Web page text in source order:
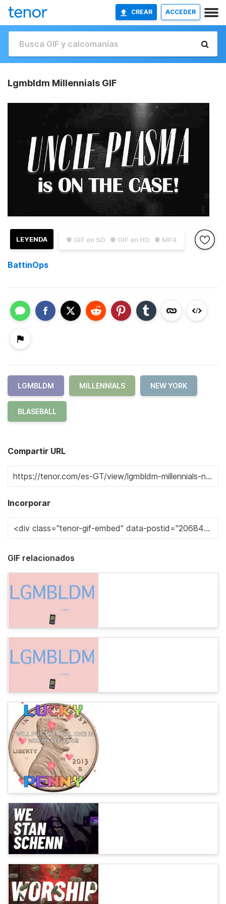
CREAR ACCEDER
Lgmbldm Millennials GIF
● GIF en SD ● GIF en HD ● MP4
LEYENDA
BattinOps
LGMBLDM MILLENNIALS NEW YORK
BLASEBALL
Compartir URL
Incorporar
GIF relacionados